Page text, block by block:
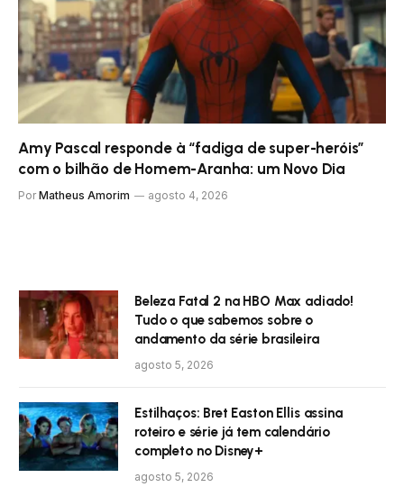
Amy Pascal responde à “fadiga de super-heróis”
com o bilhão de Homem-Aranha: um Novo Dia
Por Matheus Amorim agosto 4, 2026
Beleza Fatal 2 na HBO Max adiado!
Tudo o que sabemos sobre o
andamento da série brasileira
agosto 5, 2026
Estilhaços: Bret Easton Ellis assina
roteiro e série já tem calendário
completo no Disney+
agosto 5, 2026